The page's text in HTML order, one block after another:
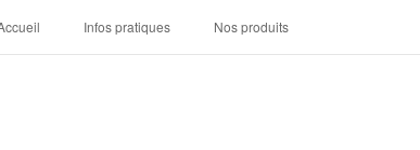
Infos pratiques Nos produits